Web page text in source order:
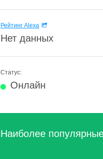
Рейтинг Alexa
Нет данных
Статус:
Онлайн
Наиболее